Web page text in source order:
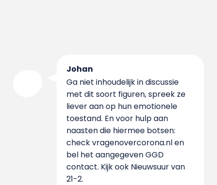
Johan
Ga niet inhoudelijk in discussie
met dit soort figuren, spreek ze
liever aan op hun emotionele
toestand. En voor hulp aan
naasten die hiermee botsen:
check vragenovercorona.nl en
bel het aangegeven GGD
contact. Kijk ook Nieuwsuur van
21-2.